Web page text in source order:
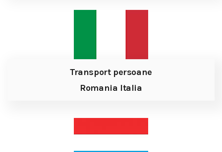
Transport persoane
Romania Italia